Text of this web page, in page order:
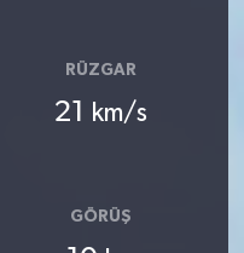
RÜZGAR
21 km/s
GÖRÜŞ